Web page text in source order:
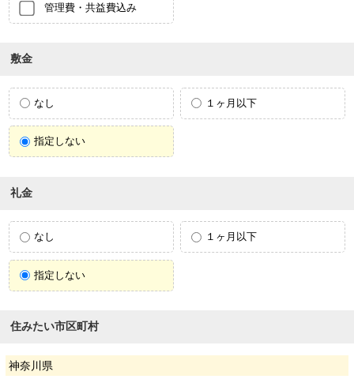
管理費・共益費込み
敷金
なし １ヶ月以下
指定しない
礼金
なし １ヶ月以下
指定しない
住みたい市区町村
神奈川県